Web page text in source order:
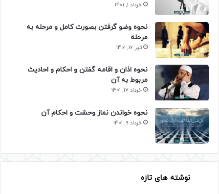
خرداد 1, 1401
نحوه وضو گرفتن بصورت کامل و مرحله به
مرحله
تیر 16, 1401
نحوه اذان و اقامه گفتن و احکام و احادیث
مربوط به آن
خرداد 17, 1401
نحوه خواندن نماز وحشت و احکام آن
خرداد 9, 1401
نوشته های تازه